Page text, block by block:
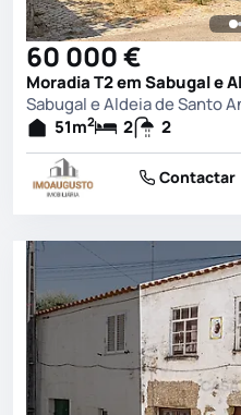
60 000 €
Sabugal e Aldeia de Santo
51m2 2 2
Contactar